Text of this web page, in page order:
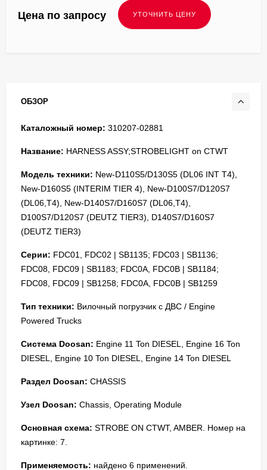
Цена по запросу
ОБЗОР
Каталожный номер: 310207-02881
Название: HARNESS ASSY;STROBELIGHT on CTWT
Модель техники: New-D110S5/D130S5 (DL06 INT T4),
New-D160S5 (INTERIM TIER 4), New-D100S7/D120S7
(DL06,T4), New-D140S7/D160S7 (DL06,T4),
D100S7/D120S7 (DEUTZ TIER3), D140S7/D160S7
(DEUTZ TIER3)
Серии: FDC01, FDC02 | SB1135; FDC03 | SB1136;
FDC08, FDC09 | SB1183; FDC0A, FDC0B | SB1184;
FDC08, FDC09 | SB1258; FDC0A, FDC0B | SB1259
Тип техники: Вилочный погрузчик с ДВС / Engine
Powered Trucks
Система Doosan: Engine 11 Ton DIESEL, Engine 16 Ton
DIESEL, Engine 10 Ton DIESEL, Engine 14 Ton DIESEL
Раздел Doosan: CHASSIS
Узел Doosan: Chassis, Operating Module
Основная схема: STROBE ON CTWT, AMBER. Номер на
картинке: 7.
Применяемость: найдено 6 применений.